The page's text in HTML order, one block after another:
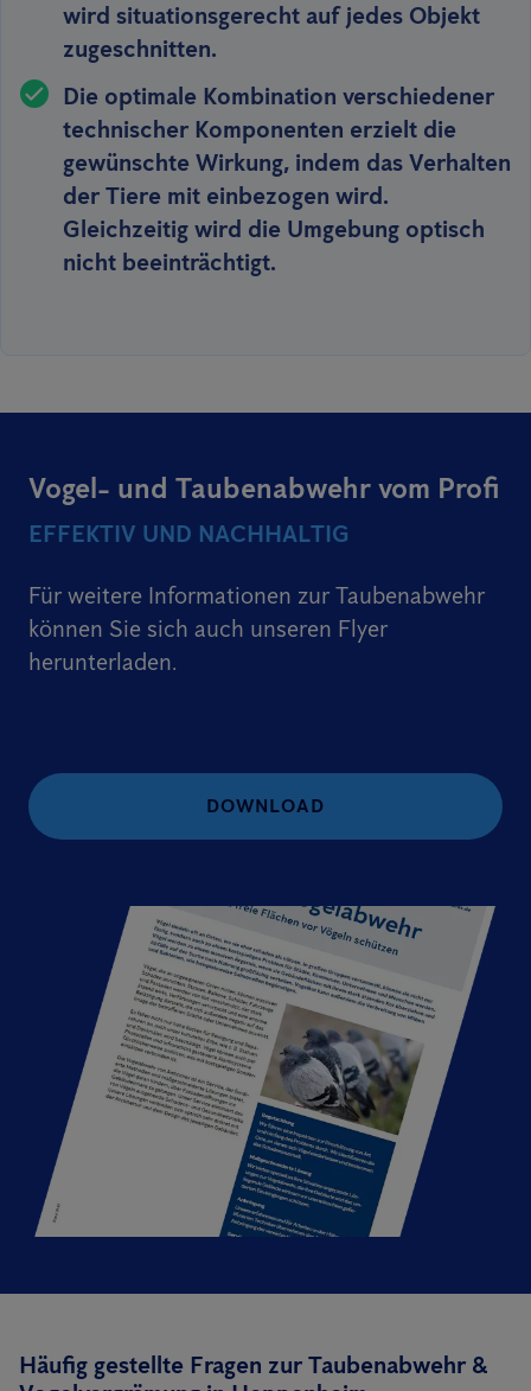
wird situationsgerecht auf jedes Objekt
zugeschnitten.
Die optimale Kombination verschiedener
technischer Komponenten erzielt die
gewünschte Wirkung, indem das Verhalten
der Tiere mit einbezogen wird.
Gleichzeitig wird die Umgebung optisch
nicht beeinträchtigt.
Vogel- und Taubenabwehr vom Profi
EFFEKTIV UND NACHHALTIG
Für weitere Informationen zur Taubenabwehr
können Sie sich auch unseren Flyer
herunterladen.
DOWNLOAD
Häufig gestellte Fragen zur Taubenabwehr &